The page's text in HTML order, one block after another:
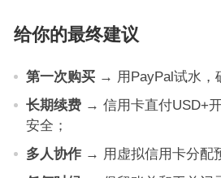
给你的最终建议
第一次购买→ 用PayPal试水，
长期续费→ 信用卡直付USD+
安全；
多人协作→ 用虚拟信用卡分配